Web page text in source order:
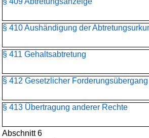
§ 410 Aushändigung der
§ 411 Gehaltsabtretung
§ 412 Gesetzlicher Forderungsübergang
§ 413 Übertragung anderer Rechte
Abschnitt 6